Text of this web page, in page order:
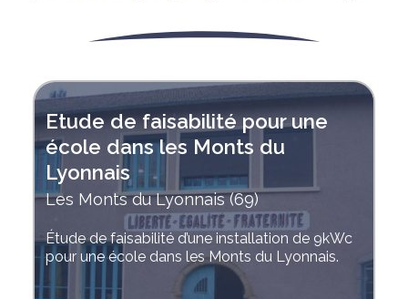
Appel d’offres CRE3
Lorraine
Montage du dossier de candidature pour
réponse à l’appel d’offres CRE3 pour une
centrale sur bâtiment industriel situé en
Lorraine, installation en cours par CREAELEC.